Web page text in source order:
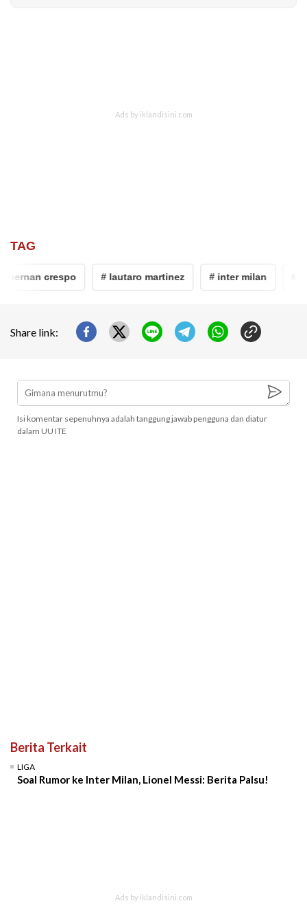
TAG
crespo # lautaro martinez # inter milan #
Share link:
Isi komentar sepenuhnya adalah tanggung jawab pengguna dan diatur
dalam UU ITE
Berita Terkait
LIGA
Soal Rumor ke Inter Milan, Lionel Messi: Berita Palsu!